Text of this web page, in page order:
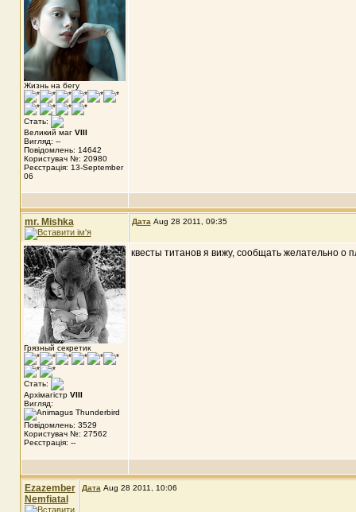
Жизнь на бегу
Стать:
Великий маг VIII
Вигляд: --
Повідомлень: 14642
Користувач №: 20980
Реєстрація: 13-September
06
mr. Mishka ДатаAug 28 2011, 09:35
Грязный секретик
Стать:
Архімагістр VIII
Вигляд:
Повідомлень: 3529
Користувач №: 27562
Реєстрація: --
квесты титанов я вижу, сообщать желательно о
Ezazember
Nemfiatal
ДатаAug 28 2011, 10:06